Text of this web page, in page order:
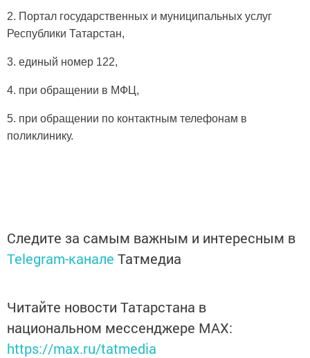
2. Портал государственных и муниципальных услуг
Республики Татарстан,
3. единый номер 122,
4. при обращении в МФЦ,
5. при обращении по контактным телефонам в
поликлинику.
Следите за самым важным и интересным в
Telegram-канале Татмедиа
Читайте новости Татарстана в
национальном мессенджере MАХ:
https://max.ru/tatmedia